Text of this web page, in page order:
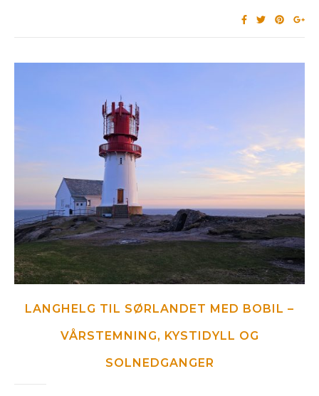
LANGHELG TIL SØRLANDET MED BOBIL –
VÅRSTEMNING, KYSTIDYLL OG
SOLNEDGANGER